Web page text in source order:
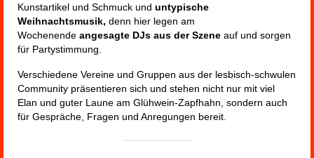
Kunstartikel und Schmuck und untypische
Weihnachtsmusik, denn hier legen am
Wochenende angesagte DJs aus der Szene auf und sorgen
für Partystimmung.
Verschiedene Vereine und Gruppen aus der lesbisch-schwulen
Community präsentieren sich und stehen nicht nur mit viel
Elan und guter Laune am Glühwein-Zapfhahn, sondern auch
für Gespräche, Fragen und Anregungen bereit.